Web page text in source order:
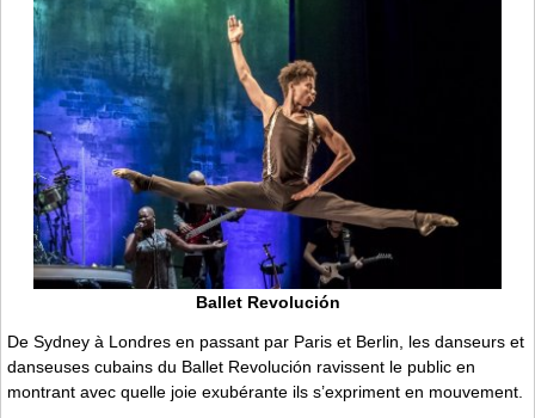
Ballet Revolución
De Sydney à Londres en passant par Paris et Berlin, les danseurs et
danseuses cubains du Ballet Revolución ravissent le public en
montrant avec quelle joie exubérante ils s’expriment en mouvement.